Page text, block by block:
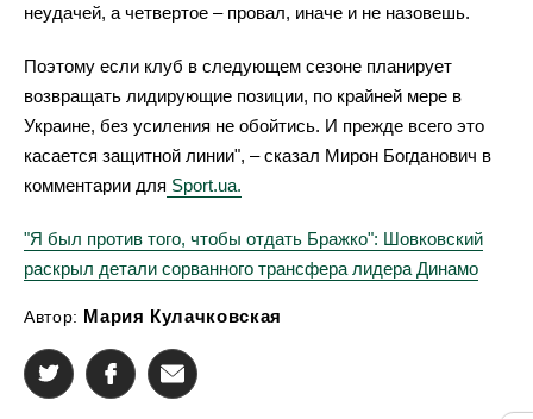
неудачей, а четвертое – провал, иначе и не назовешь.
Поэтому если клуб в следующем сезоне планирует
возвращать лидирующие позиции, по крайней мере в
Украине, без усиления не обойтись. И прежде всего это
касается защитной линии", – сказал Мирон Богданович в
комментарии для Sport.ua.
"Я был против того, чтобы отдать Бражко": Шовковский
раскрыл детали сорванного трансфера лидера Динамо
Автор: Мария Кулачковская